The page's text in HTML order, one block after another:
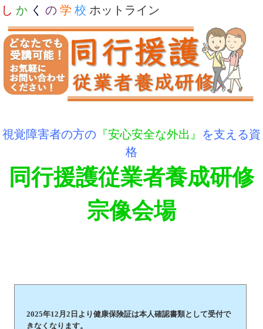
し か く の 学 校 ホットライン
視覚障害者の方の 『安心安全な外出』 を支える資
格
同行援護従業者養成研修
宗像会場
2025年12月2日より健康保険証は本人確認書類として受付で
きなくなります。